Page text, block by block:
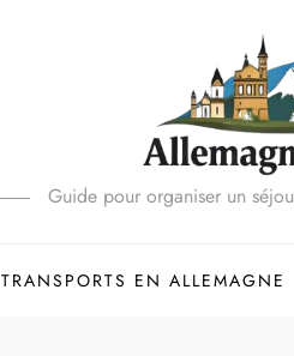
Guide pour organiser un
TRANSPORTS EN ALLEMAGNE